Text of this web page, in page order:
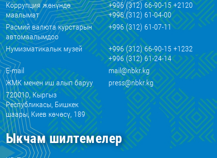
Коррупция жөнүндө
маалымат
+996 (312) 66-90-15 +2120
+996 (312) 61-04-00
Расмий валюта курстарын
автомаалымдоо
+996 (312) 61-07-11
Нумизматикалык музей
+996 (312) 66-90-15 +1232
+996 (312) 61-24-14
E-mail
mail@nbkr.kg
ЖМК менен иш алып баруу
press@nbkr.kg
720010, Кыргыз
Республикасы, Бишкек
шаары, Киев көчөсү, 189
Ыкчам шилтемелер